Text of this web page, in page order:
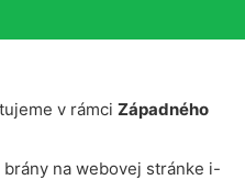
v rámci Západného
na webovej stránke i-